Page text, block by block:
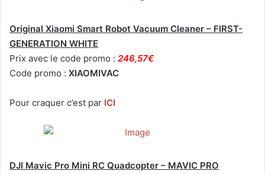
Original Xiaomi Smart Robot Vacuum Cleaner – FIRST-
GENERATION WHITE
Prix avec le code promo : 246,57€
Code promo : XIAOMIVAC
Pour craquer c’est par ICI
DJI Mavic Pro Mini RC Quadcopter – MAVIC PRO